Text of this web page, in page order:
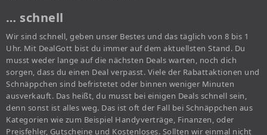
… schnell
Wir sind schnell, geben unser Bestes und das täglich von 8 bis 1
Uhr. Mit DealGott bist du immer auf dem aktuellsten Stand. Du
musst weder lange auf die nächsten Deals warten, noch dich
sorgen, dass du einen Deal verpasst. Viele der Rabattaktionen und
Schnäppchen sind befristetet oder binnen weniger Minuten
ausverkauft. Das heißt, du musst bei einigen Deals schnell sein,
denn sonst ist alles weg. Das ist oft der Fall bei Schnäppchen aus
Kategorien wie zum Beispiel Handyverträge, Finanzen, oder
Preisfehler, Gutscheine und Kostenloses. Sollten wir einmal nicht